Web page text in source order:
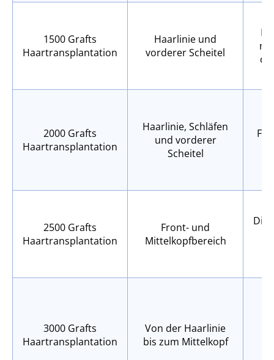
1500 Grafts
Haartransplantation
Haarlinie und
vorderer Scheitel
2000 Grafts
Haartransplantation
Haarlinie, Schläfen
und vorderer
Scheitel
2500 Grafts
Haartransplantation
Front- und
Mittelkopfbereich
3000 Grafts
Haartransplantation
Von der Haarlinie
bis zum Mittelkopf